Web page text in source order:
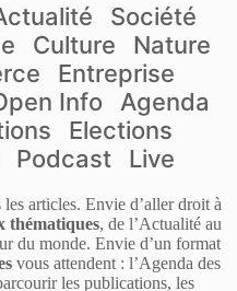
Société
Culture
Nature
Entreprise
Info
Agenda
Elections
Podcast Live
articles. Envie d’aller droit à
thématiques, de l’Actualité au
du monde. Envie d’un format
vous attendent : l’Agenda des
les publications, les